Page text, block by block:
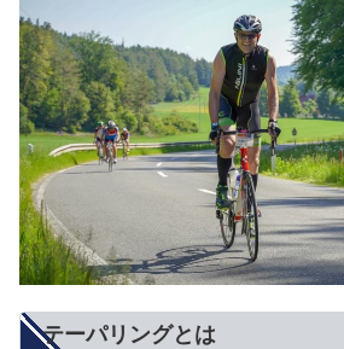
テーパリングとは